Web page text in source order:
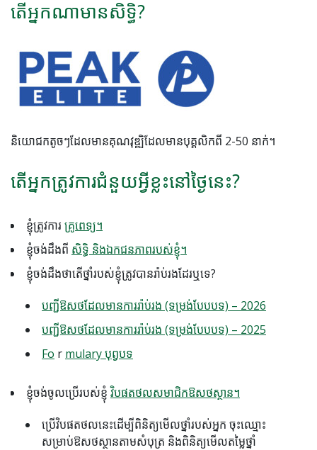
តើអ្នកណាមានសិទ្ធិ?
និយោជកតូចៗដែលមានគុណវុឌ្ឍិដែលមានបុគ្គលិកពី 2-50 នាក់។
តើអ្នកត្រូវការជំនួយអ្វីខ្លះនៅថ្ងៃនេះ?
ខ្ញុំត្រូវការ គ្រូពេទ្យ។
ខ្ញុំចង់ដឹងពី សិទ្ធិ និងឯកជនភាពរបស់ខ្ញុំ។
ខ្ញុំ​ចង់​ដឹង​ថា​តើ​ថ្នាំ​របស់​ខ្ញុំ​ត្រូវ​បាន​រ៉ាប់រង​ដែរ​ឬ​ទេ?
បញ្ជីឱសថដែលមានការរ៉ាប់រង (ទម្រង់បែបបទ) – 2026
បញ្ជីឱសថដែលមានការរ៉ាប់រង (ទម្រង់បែបបទ) – 2025
Fo r mulary បុព្វបទ
ខ្ញុំចង់ចូលប្រើរបស់ខ្ញុំវិបផតថលសមាជិកឱសថស្ថាន។
ប្រើវិបផតថលនេះដើម្បីពិនិត្យមើលថ្នាំរបស់អ្នក ចុះឈ្មោះ
សម្រាប់ឱសថស្ថានតាមសំបុត្រ និងពិនិត្យមើលតម្លៃថ្នាំ